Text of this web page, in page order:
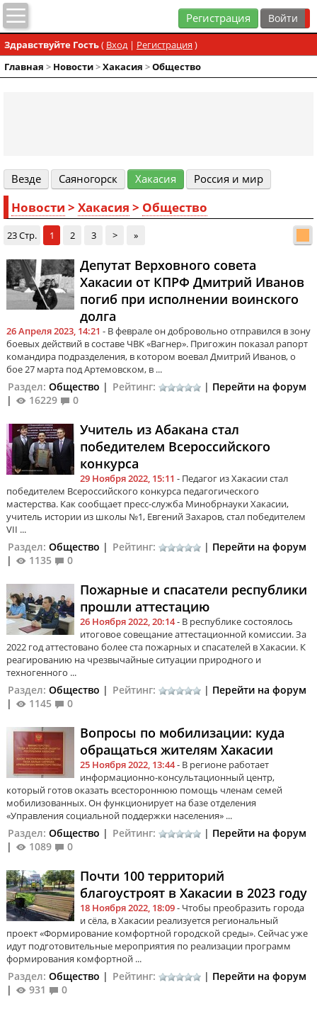
Регистрация
Здравствуйте Гость( Вход| Регистрация )
Главная > Новости>Хакасия >Общество
Везде Cаяногорск Хакасия Россия и мир
Новости > Хакасия > Общество
23 Стр. 1 2 3 > »
Депутат Верховного совета
Хакасии от КПРФ Дмитрий Иванов
погиб при исполнении воинского
долга
26 Апреля 2023, 14:21 - В феврале он добровольно отправился в зону
боевых действий в составе ЧВК «Вагнер». Пригожин показал рапорт
командира подразделения, в котором воевал Дмитрий Иванов, о
бое 27 марта под Артемовском, в ...
Раздел: Общество | Рейтинг: | Перейти на форум
|
16229 0
Учитель из Абакана стал
победителем Всероссийского
конкурса
29 Ноября 2022, 15:11 - Педагог из Хакасии стал
победителем Всероссийского конкурса педагогического
мастерства. Как сообщает пресс-служба Минобрнауки Хакасии,
учитель истории из школы №1, Евгений Захаров, стал победителем
VII ...
Раздел: Общество | Рейтинг: | Перейти на форум
|
1135 0
Пожарные и спасатели республики
прошли аттестацию
26 Ноября 2022, 20:14- В республике состоялось
итоговое совещание аттестационной комиссии. За
2022 год аттестовано более ста пожарных и спасателей в Хакасии. К
реагированию на чрезвычайные ситуации природного и
техногенного ...
Раздел: Общество | Рейтинг: | Перейти на форум
|
1145 0
Вопросы по мобилизации: куда
обращаться жителям Хакасии
25 Ноября 2022, 13:44- В регионе работает
информационно-консультационный центр,
который готов оказать всестороннюю помощь членам семей
мобилизованных. Он функционирует на базе отделения
«Управления социальной поддержки населения» ...
Раздел: Общество | Рейтинг: | Перейти на форум
|
1089 0
Почти 100 территорий
благоустроят в Хакасии в 2023 году
18 Ноября 2022, 18:09- Чтобы преобразить города
и сёла, в Хакасии реализуется региональный
проект «Формирование комфортной городской среды». Сейчас уже
идут подготовительные мероприятия по реализации программ
формирования комфортной ...
Раздел: Общество | Рейтинг: | Перейти на форум
|
931 0